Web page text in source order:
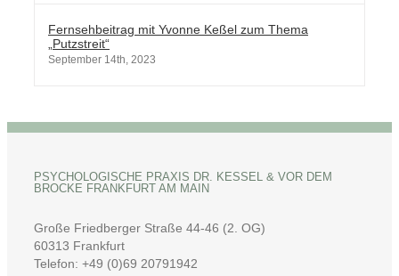
Fernsehbeitrag mit Yvonne Keßel zum Thema
„Putzstreit“
September 14th, 2023
PSYCHOLOGISCHE PRAXIS DR. KESSEL & VOR DEM B
ROCKE FRANKFURT AM MAIN
Große Friedberger Straße 44-46 (2. OG)
60313 Frankfurt
Telefon: +49 (0)69 20791942